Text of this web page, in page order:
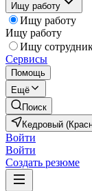
Ищу работу
Ищу работу
Ищу работу
Ищу
Сервисы
Помощь
Ещё
Поиск
Кедровый
Войти
Войти
Создать резюме